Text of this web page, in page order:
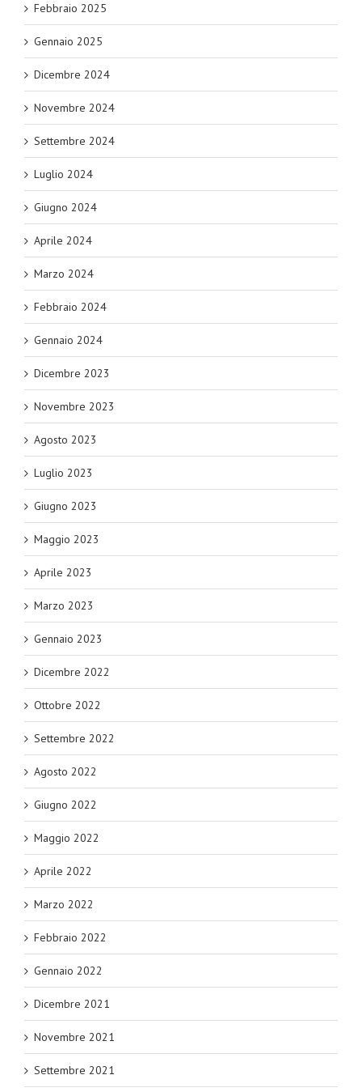
Febbraio 2025
Gennaio 2025
Dicembre 2024
Novembre 2024
Settembre 2024
Luglio 2024
Giugno 2024
Aprile 2024
Marzo 2024
Febbraio 2024
Gennaio 2024
Dicembre 2023
Novembre 2023
Agosto 2023
Luglio 2023
Giugno 2023
Maggio 2023
Aprile 2023
Marzo 2023
Gennaio 2023
Dicembre 2022
Ottobre 2022
Settembre 2022
Agosto 2022
Giugno 2022
Maggio 2022
Aprile 2022
Marzo 2022
Febbraio 2022
Gennaio 2022
Dicembre 2021
Novembre 2021
Settembre 2021